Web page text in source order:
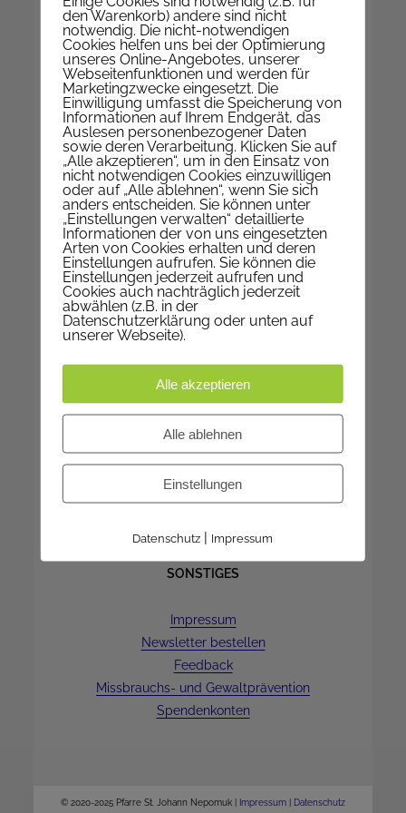
E-MailPfarrkanzlei
Webwww.pfarre-nepomuk.at
Auf KARTE anzeigen
WIR SIND FÜR SIE DA
Montag | geschlossen
Dienstag | 9-12 Uhr
Mittwoch | 9-12 Uhr
Donnerstag | 17-19 Uhr
Freitag | 9-12 Uhr
IN DEN FERIEN
Kanzleistunden in den
Sommerferien:
Dienstag | 9-12 Uhr
Donnerstag | 16-18 Uhr
SONSTIGES
Impressum
Newsletter bestellen
Feedback
Missbrauchs- und Gewaltprävention
Spendenkonten
© 2020-2025 Pfarre St. Johann Nepomuk | Impressum Datenschutz
den Warenkorb) andere sind nicht
notwendig. Die nicht-notwendigen
Cookies helfen uns bei der Optimierung
unseres Online-Angebotes, unserer
Webseitenfunktionen und werden für
Marketingzwecke eingesetzt. Die
Einwilligung umfasst die Speicherung von
Informationen auf Ihrem Endgerät, das
Auslesen personenbezogener Daten
sowie deren Verarbeitung. Klicken Sie auf
„Alle akzeptieren“, um in den Einsatz von
nicht notwendigen Cookies einzuwilligen
oder auf „Alle ablehnen“, wenn Sie sich
anders entscheiden. Sie können unter
„Einstellungen verwalten“ detaillierte
Informationen der von uns eingesetzten
Arten von Cookies erhalten und deren
Einstellungen aufrufen. Sie können die
Einstellungen jederzeit aufrufen und
Cookies auch nachträglich jederzeit
abwählen (z.B. in der
Datenschutzerklärung oder unten auf
unserer Webseite).
Alle akzeptieren
Alle ablehnen
Einstellungen
Datenschutz | Impressum